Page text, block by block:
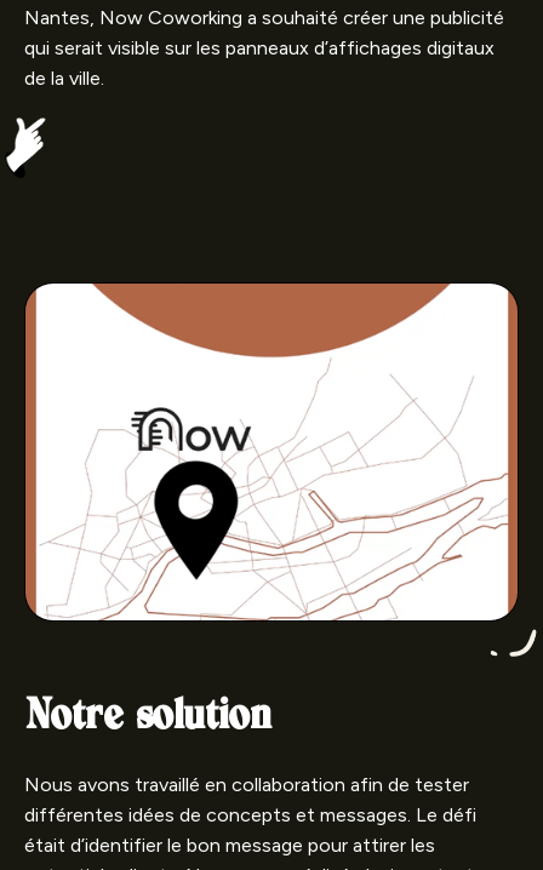
Nantes, Now Coworking a souhaité créer une publicité
qui serait visible sur les panneaux d’affichages digitaux
de la ville.
Notre solution
Nous avons travaillé en collaboration afin de tester
différentes idées de concepts et messages. Le défi
était d’identifier le bon message pour attirer les